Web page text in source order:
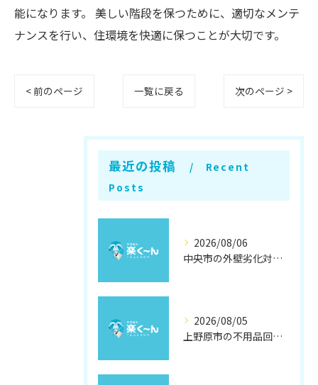
能になります。 美しい階段を保つために、適切なメンテ
ナンスを行い、住環境を快適に保つことが大切です。
< 前のページ 一覧に戻る 次のページ >
最近の投稿
Recent
Posts
2026/08/06
中央市の外壁劣化対策と補修方法
2026/08/05
上野原市の不用品回収と撤去術